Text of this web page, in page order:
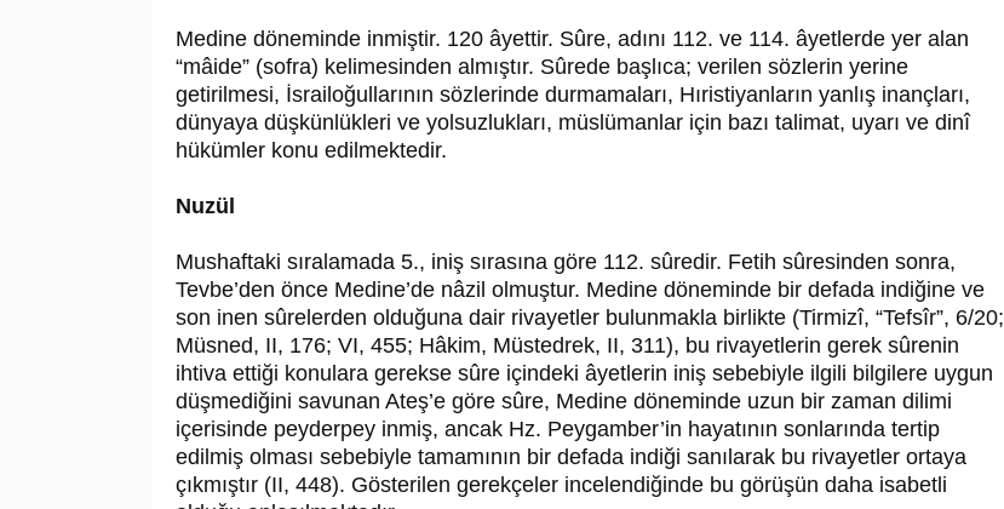
Medine döneminde inmiştir. 120 âyettir. Sûre, adını 112. ve 114. âyetlerde yer alan
“mâide” (sofra) kelimesinden almıştır. Sûrede başlıca; verilen sözlerin yerine
getirilmesi, İsrailoğullarının sözlerinde durmamaları, Hıristiyanların yanlış inançları,
dünyaya düşkünlükleri ve yolsuzlukları, müslümanlar için bazı talimat, uyarı ve dinî
hükümler konu edilmektedir.
Nuzül
Mushaftaki sıralamada 5., iniş sırasına göre 112. sûredir. Fetih sûresinden sonra,
Tevbe’den önce Medine’de nâzil olmuştur. Medine döneminde bir defada indiğine ve
son inen sûrelerden olduğuna dair rivayetler bulunmakla birlikte (Tirmizî, “Tefsîr”, 6/20;
Müsned, II, 176; VI, 455; Hâkim, Müstedrek, II, 311), bu rivayetlerin gerek sûrenin
ihtiva ettiği konulara gerekse sûre içindeki âyetlerin iniş sebebiyle ilgili bilgilere uygun
düşmediğini savunan Ateş’e göre sûre, Medine döneminde uzun bir zaman dilimi
içerisinde peyderpey inmiş, ancak Hz. Peygamber’in hayatının sonlarında tertip
edilmiş olması sebebiyle tamamının bir defada indiği sanılarak bu rivayetler ortaya
çıkmıştır (II, 448). Gösterilen gerekçeler incelendiğinde bu görüşün daha isabetli